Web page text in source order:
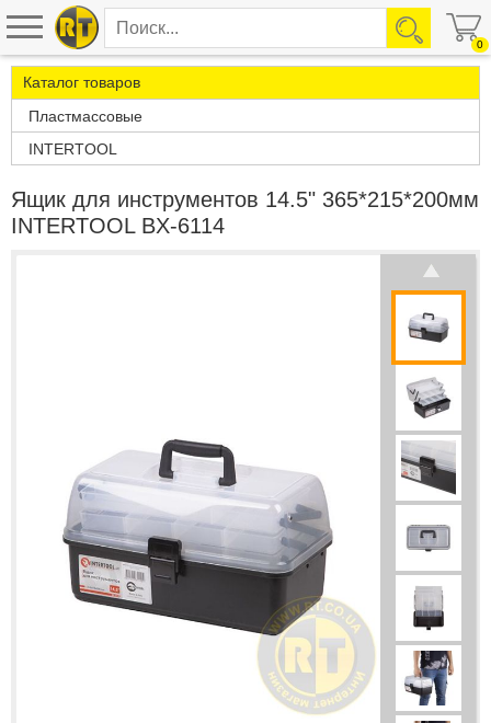
0
Каталог товаров
Пластмассовые
INTERTOOL
Ящик для инструментов 14.5" 365*215*200мм
INTERTOOL BX-6114